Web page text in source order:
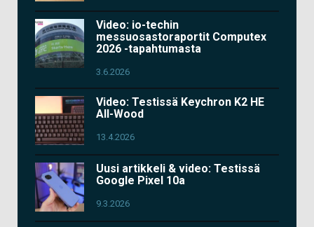
Video: io-techin
messuosastoraportit Computex
2026 -tapahtumasta
3.6.2026
Video: Testissä Keychron K2 HE
All-Wood
13.4.2026
Uusi artikkeli & video: Testissä
Google Pixel 10a
9.3.2026